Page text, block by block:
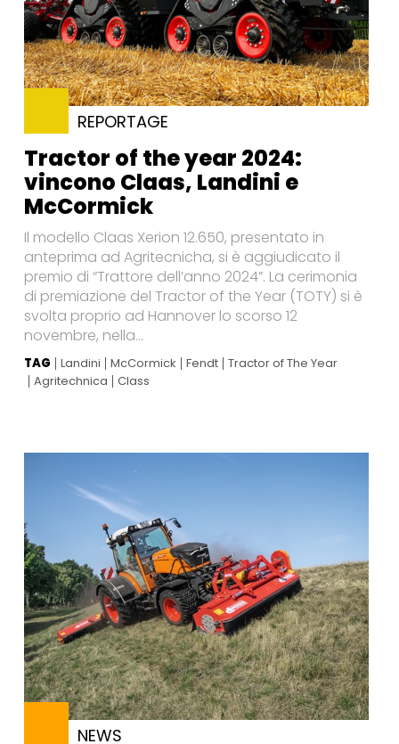
REPORTAGE
Tractor of the year 2024:
vincono Claas, Landini e
McCormick
Il modello Claas Xerion 12.650, presentato in
anteprima ad Agritecnicha, si è aggiudicato il
premio di “Trattore dell’anno 2024”. La cerimonia
di premiazione del Tractor of the Year (TOTY) si è
svolta proprio ad Hannover lo scorso 12
novembre, nella...
TAG Landini McCormick Fendt Tractor of The Year
Agritechnica
Class
NEWS